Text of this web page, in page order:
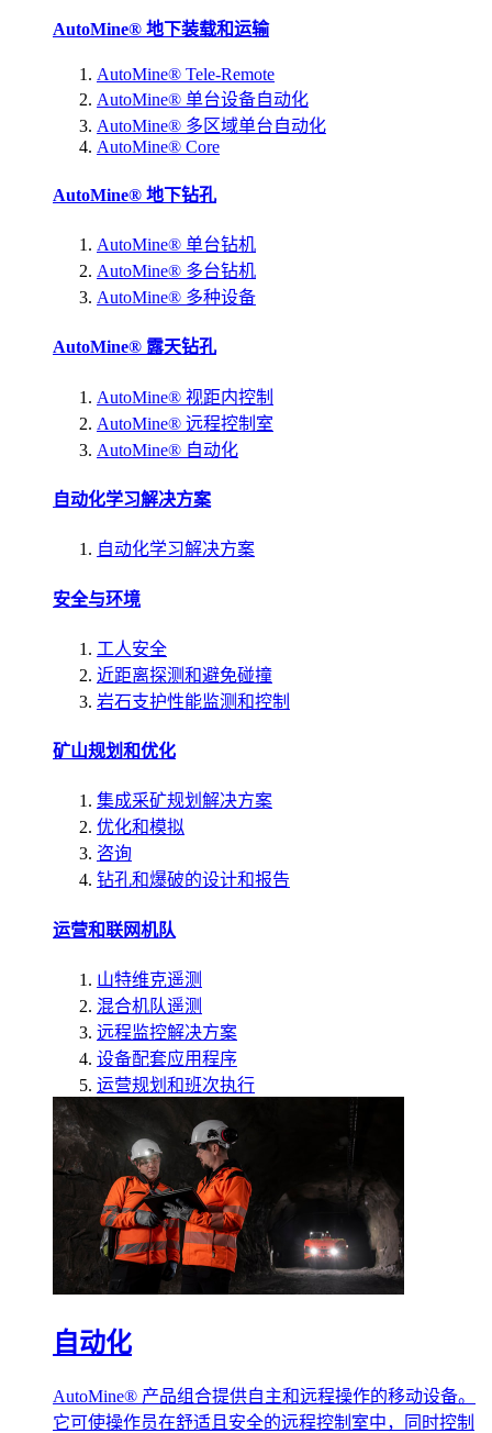
AutoMine® 地下装载和运输
AutoMine® Tele-Remote
AutoMine® 单台设备自动化
AutoMine® 多区域单台自动化
AutoMine® Core
AutoMine® 地下钻孔
AutoMine® 单台钻机
AutoMine® 多台钻机
AutoMine® 多种设备
AutoMine® 露天钻孔
AutoMine® 视距内控制
AutoMine® 远程控制室
AutoMine® 自动化
自动化学习解决方案
自动化学习解决方案
安全与环境
工人安全
近距离探测和避免碰撞
岩石支护性能监测和控制
矿山规划和优化
集成采矿规划解决方案
优化和模拟
咨询
钻孔和爆破的设计和报告
运营和联网机队
山特维克遥测
混合机队遥测
远程监控解决方案
设备配套应用程序
运营规划和班次执行
自动化
AutoMine® 产品组合提供自主和远程操作的移动设备。
它可使操作员在舒适且安全的远程控制室中，同时控制